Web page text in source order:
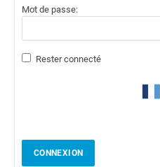
Mot de passe:
Rester connecté
CONNEXION